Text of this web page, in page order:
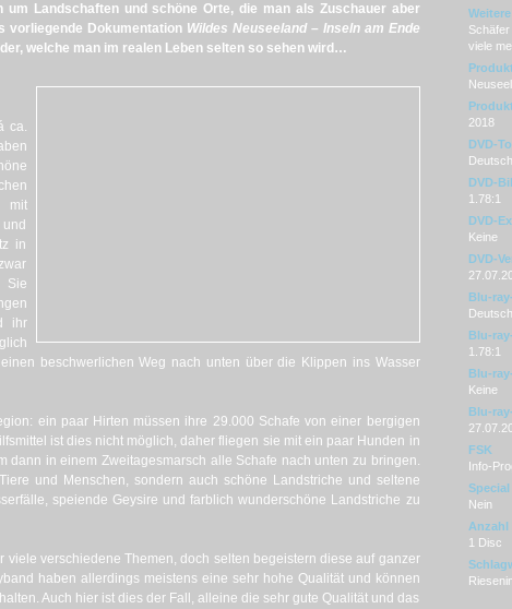
um Landschaften und schöne Orte, die man als Zuschauer aber
vorliegende Dokumentation Wildes Neuseeland – Inseln am Ende
welche man im realen Leben selten so sehen wird…
ca.
mit
in
Sie
ihr
beschwerlichen Weg nach unten über die Klippen ins Wasser
ein paar Hirten müssen ihre 29.000 Schafe von einer bergigen
ist dies nicht möglich, daher fliegen sie mit ein paar Hunden in
dann in einem Zweitagesmarsch alle Schafe nach unten zu bringen.
und Menschen, sondern auch schöne Landstriche und seltene
speiende Geysire und farblich wunderschöne Landstriche zu
viele verschiedene Themen, doch selten begeistern diese auf ganzer
haben allerdings meistens eine sehr hohe Qualität und können
Auch hier ist dies der Fall, alleine die sehr gute Qualität und das
Schäfer
viele
2018
DVD-
DVD-
1.78:1
DVD-
Keine
DVD-
Blu-
Blu-
1.78:1
Blu-
Keine
Blu-
FSK
Info-
Nein
Anzahl
1 Disc